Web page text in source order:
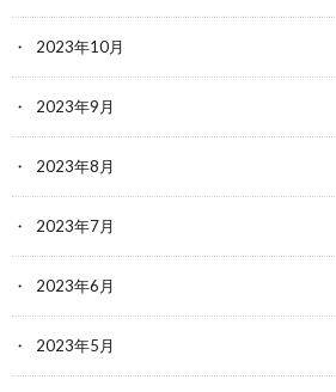
2023年10月
2023年9月
2023年8月
2023年7月
2023年6月
2023年5月